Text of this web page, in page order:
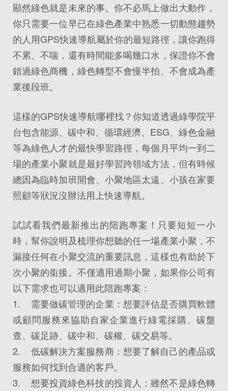
顯然綠色就是未來的事。你不必馬上做出大動作，
你只需要一位早已在綠色產業中熟悉一切動態趨勢
的人用GPS快速導航屬於你的最短路徑，讓你跑得
不累、不喘，還有時間能多喝幾口水，保證你不會
錯過綠色商機，綠色轉型不會慢半拍、不會成為產
業後段班。
這樣的GPS快速導航哪裡找？你知道透過綠學院平
台包含能源、碳中和、循環經濟、ESG、綠色金融
等為綠色人才的最快學習路徑，每個月平均一到二
場的產業小聚就是最好學習跨領域方法，但有時候
總因為臨時加班開會、小聚地區太遠、小孩在家要
照顧等狀況沒辦法用上快速導航。
試試看我們最新推出的陪跑專案！只要短短一小
時，幫你說明及梳理你想聽的任一場產業小聚，不
漏接任何在小聚交流的重要訊息，這樣也有助於下
次小聚的銜接。不僅適用過期小聚，如果你公司有
以下需求也可以適用此陪跑專案：
1. 需要做碳管理的企業：想要評估是否購買軟體
或顧問服務來協助自家企業進行綠電採購、碳盤
查、碳足跡、碳中和、碳權、碳交易等。
2. 低碳解決方案服務商：想要了解自己的產品或
服務如何找到合適的客戶。
3. 想要投資綠色科技的投資人：雖然不是綠色轉